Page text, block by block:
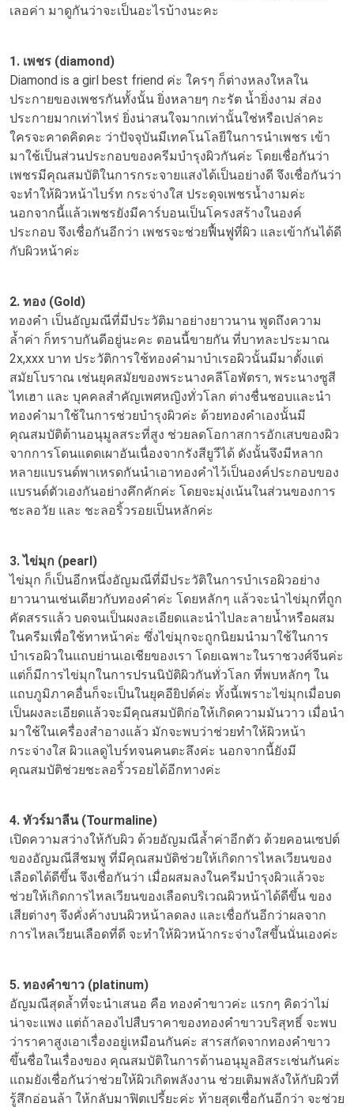
เลอค่า มาดูกันว่าจะเป็นอะไรบ้างนะคะ
1. เพชร (diamond)
Diamond is a girl best friend ค่ะ ใครๆ ก็ต่างหลงใหลใน
ประกายของเพชรกันทั้งนั้น ยิ่งหลายๆ กะรัต น้ำยิ่งงาม ส่อง
ประกายมากเท่าไหร่ ยิ่งน่าสนใจมากเท่านั้นใช่หรือเปล่าคะ
ใครจะคาดคิดคะ ว่าปัจจุบันมีเทคโนโลยีในการนำเพชร เข้า
มาใช้เป็นส่วนประกอบของครีมบำรุงผิวกันค่ะ โดยเชื่อกันว่า
เพชรมีคุณสมบัติในการกระจายแสงได้เป็นอย่างดี จึงเชื่อกันว่า
จะทำให้ผิวหน้าไบร์ท กระจ่างใส ประดุจเพชรน้ำงามค่ะ
นอกจากนี้แล้วเพชรยังมีคาร์บอนเป็นโครงสร้างในองค์
ประกอบ จึงเชื่อกันอีกว่า เพชรจะช่วยฟื้นฟูที่ผิว และเข้ากันได้ดี
กับผิวหน้าค่ะ
2. ทอง (Gold)
ทองคำ เป็นอัญมณีที่มีประวัติมาอย่างยาวนาน พูดถึงความ
ล้ำค่า ก็ทราบกันดีอยู่นะคะ ตอนนี้ขายกัน ที่บาทละประมาณ
2x,xxx บาท ประวัติการใช้ทองคำมาบำเรอผิวนั้นมีมาตั้งแต่
สมัยโบราณ เช่นยุคสมัยของพระนางคลีโอพัตรา, พระนางซูสี
ไทเฮา และ บุคคลสำคัญเพศหญิงทั่วโลก ต่างชื่นชอบและนำ
ทองคำมาใช้ในการช่วยบำรุงผิวค่ะ ด้วยทองคำเองนั้นมี
คุณสมบัติต้านอนุมูลสระที่สูง ช่วยลดโอกาสการอักเสบของผิว
จากการโดนแดดเผาอันเนื่องจากรังสียูวีได้ ดังนั้นจึงมีหลาก
หลายแบรนด์พาเหรดกันนำเอาทองคำไว้เป็นองค์ประกอบของ
แบรนด์ตัวเองกันอย่างคึกคักค่ะ โดยจะมุ่งเน้นในส่วนของการ
ชะลอวัย และ ชะลอริ้วรอยเป็นหลักค่ะ
3. ไข่มุก (pearl)
ไข่มุก ก็เป็นอีกหนึ่งอัญมณีที่มีประวัติในการบำเรอผิวอย่าง
ยาวนานเช่นเดียวกับทองคำค่ะ โดยหลักๆ แล้วจะนำไข่มุกที่ถูก
คัดสรรแล้ว บดจนเป็นผงละเอียดและนำไปละลายน้ำหรือผสม
ในครีมเพื่อใช้ทาหน้าค่ะ ซึ่งไข่มุกจะถูกนิยมนำมาใช้ในการ
บำเรอผิวในแถบย่านเอเชียของเรา โดยเฉพาะในราชวงศ์จีนค่ะ
แต่ก็มีการไข่มุกในการปรนนิบัติผิวกันทั่วโลก ที่พบหลักๆ ใน
แถบภูมิภาคอื่นก็จะเป็นในยุคอียิปต์ค่ะ ทั้งนี้เพราะไข่มุกเมื่อบด
เป็นผงละเอียดแล้วจะมีคุณสมบัติก่อให้เกิดความมันวาว เมื่อนำ
มาใช้ในเครื่องสำอางแล้ว มักจะพบว่าช่วยทำให้ผิวหน้า
กระจ่างใส ผิวแลดูไบร์ทจนคนตะลึงค่ะ นอกจากนี้ยังมี
คุณสมบัติช่วยชะลอริ้วรอยได้อีกทางค่ะ
4. ทัวร์มาลีน (Tourmaline)
เปิดความสว่างให้กับผิว ด้วยอัญมณีล้ำค่าอีกตัว ด้วยคอนเซปต์
ของอัญมณีสีชมพู ที่มีคุณสมบัติช่วยให้เกิดการไหลเวียนของ
เลือดได้ดีขึ้น จึงเชื่อกันว่า เมื่อผสมลงในครีมบำรุงผิวแล้วจะ
ช่วยให้เกิดการไหลเวียนของเลือดบริเวณผิวหน้าได้ดีขึ้น ของ
เสียต่างๆ จึงคั่งค้างบนผิวหน้าลดลง และเชื่อกันอีกว่าผลจาก
การไหลเวียนเลือดที่ดี จะทำให้ผิวหน้ากระจ่างใสขึ้นนั่นเองค่ะ
5. ทองคำขาว (platinum)
อัญมณีสุดล้ำที่จะนำเสนอ คือ ทองคำขาวค่ะ แรกๆ คิดว่าไม่
น่าจะแพง แต่ถ้าลองไปสืบราคาของทองคำขาวบริสุทธิ์ จะพบ
ว่าราคาสูงเอาเรื่องอยู่เหมือนกันค่ะ สารสกัดจากทองคำขาว
ขึ้นชื่อในเรื่องของ คุณสมบัติในการต้านอนุมูลอิสระเช่นกันค่ะ
แถมยังเชื่อกันว่าช่วยให้ผิวเกิดพลังงาน ช่วยเติมพลังให้กับผิวที่
รู้สึกอ่อนล้า ให้กลับมาฟิตเปรี้ยะค่ะ ท้ายสุดเชื่อกันอีกว่า จะช่วย